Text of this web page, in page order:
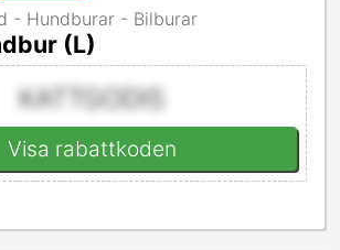
- Hundburar - Bilburar
(L)
KATTGODIS
Visa rabattkoden